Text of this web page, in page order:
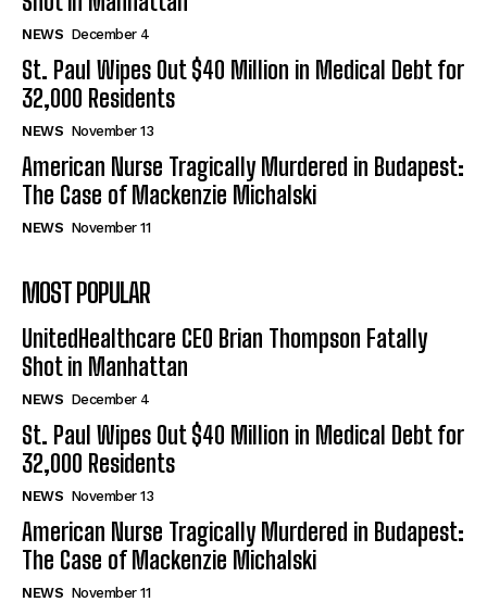
NEWS December 4
St. Paul Wipes Out $40 Million in Medical Debt for
32,000 Residents
NEWS November 13
American Nurse Tragically Murdered in Budapest:
The Case of Mackenzie Michalski
NEWS November 11
MOST POPULAR
UnitedHealthcare CEO Brian Thompson Fatally
Shot in Manhattan
NEWS December 4
St. Paul Wipes Out $40 Million in Medical Debt for
32,000 Residents
NEWS November 13
American Nurse Tragically Murdered in Budapest:
The Case of Mackenzie Michalski
NEWS November 11